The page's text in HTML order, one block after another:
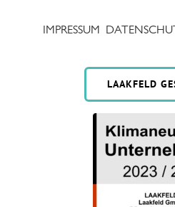
IMPRESSUM
LAAKFELD